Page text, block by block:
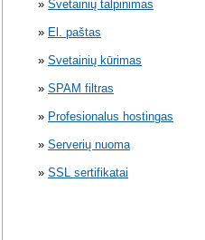
Svetainių talpinimas
El. paštas
Svetainių kūrimas
SPAM filtras
Profesionalus hostingas
Serverių nuoma
SSL sertifikatai